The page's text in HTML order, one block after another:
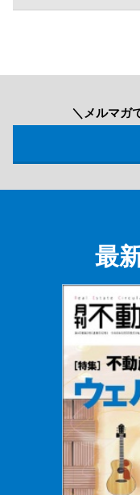
＼メルマガ
最